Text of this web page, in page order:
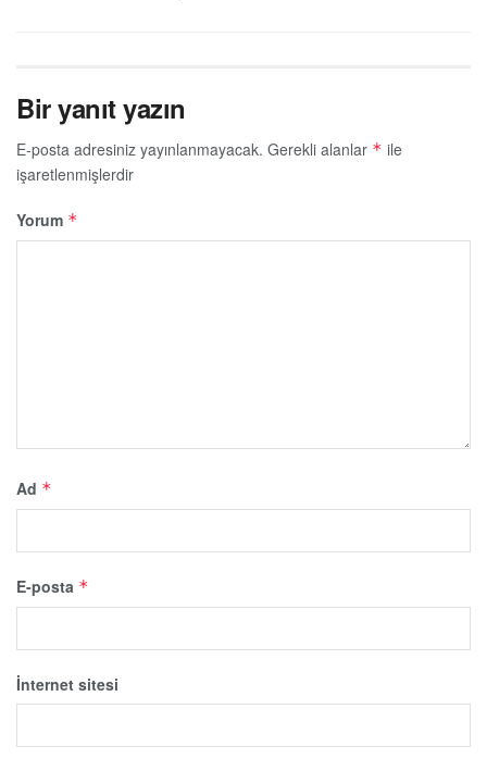
Bir yanıt yazın
E-posta adresiniz yayınlanmayacak. Gerekli alanlar * ile
işaretlenmişlerdir
Yorum *
Ad *
E-posta *
İnternet sitesi